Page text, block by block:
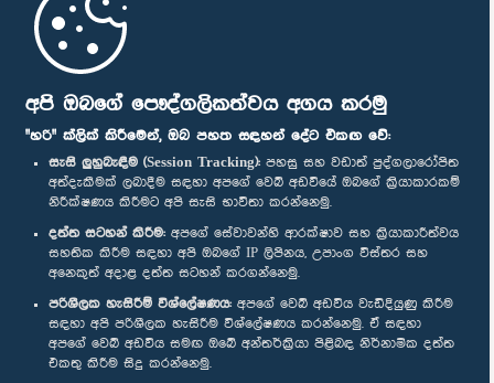
අපි ඔබගේ පෞද්ගලිකත්වය අගය කරමු
"හරි" ක්ලික් කිරීමෙන්, ඔබ පහත සඳහන් දේට එකඟ වේ:
සැසි ලුහුබැඳීම (Session Tracking): පහසු සහ වඩාත් පුද්ගලාරෝපිත
අත්දැකීමක් ලබාදීම සඳහා අපගේ වෙබ් අඩවියේ ඔබගේ ක්‍රියාකාරකම්
නිරීක්ෂණය කිරීමට අපි සැසි භාවිතා කරන්නෙමු.
දත්ත සටහන් කිරීම: අපගේ සේවාවන්හි ආරක්ෂාව සහ ක්‍රියාකාරීත්වය
සහතික කිරීම සඳහා අපි ඔබගේ IP ලිපිනය, උපාංග විස්තර සහ
අනෙකුත් අදාළ දත්ත සටහන් කරගන්නෙමු.
පරිශීලක හැසිරීම් විශ්ලේෂණය: අපගේ වෙබ් අඩවිය වැඩිදියුණු කිරීම
සඳහා අපි පරිශීලක හැසිරීම විශ්ලේෂණය කරන්නෙමු. ඒ සඳහා
අපගේ වෙබ් අඩවිය සමඟ ඔබේ අන්තර්ක්‍රියා පිළිබඳ නිර්නාමික දත්ත
එකතු කිරීම සිදු කරන්නෙමු.
මුල් පිටුව
පාර්ලිමේන්තු ජංගම යෙදුම
අප හා සම්බන්ධ වී සිටින්න :
සම්මාන
පෞද්ගලිකත්ව ප්‍රතිපත්තිය